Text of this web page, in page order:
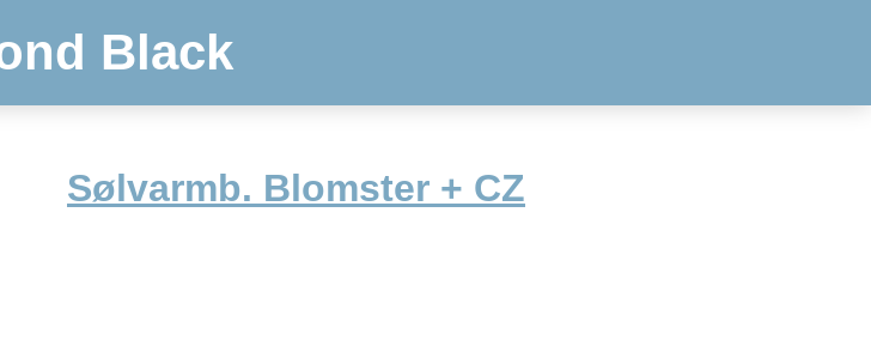
Black
Sølvarmb. Blomster + CZ